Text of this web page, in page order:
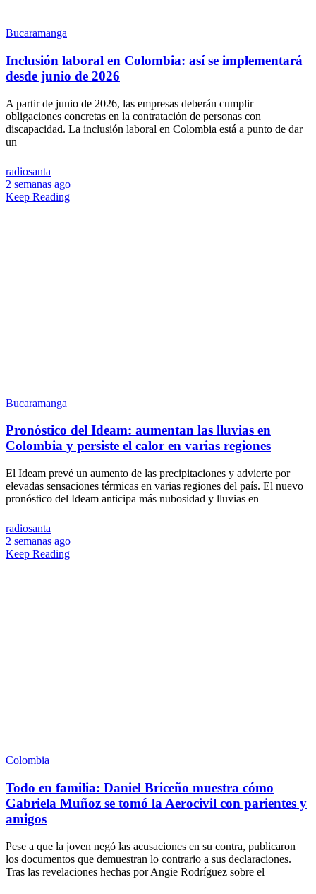
Bucaramanga
Inclusión laboral en Colombia: así se implementará
desde junio de 2026
A partir de junio de 2026, las empresas deberán cumplir
obligaciones concretas en la contratación de personas con
discapacidad. La inclusión laboral en Colombia está a punto de dar
un
radiosanta
2 semanas ago
Keep Reading
Bucaramanga
Pronóstico del Ideam: aumentan las lluvias en
Colombia y persiste el calor en varias regiones
El Ideam prevé un aumento de las precipitaciones y advierte por
elevadas sensaciones térmicas en varias regiones del país. El nuevo
pronóstico del Ideam anticipa más nubosidad y lluvias en
radiosanta
2 semanas ago
Keep Reading
Colombia
Todo en familia: Daniel Briceño muestra cómo
Gabriela Muñoz se tomó la Aerocivil con parientes y
amigos
Pese a que la joven negó las acusaciones en su contra, publicaron
los documentos que demuestran lo contrario a sus declaraciones.
Tras las revelaciones hechas por Angie Rodríguez sobre el